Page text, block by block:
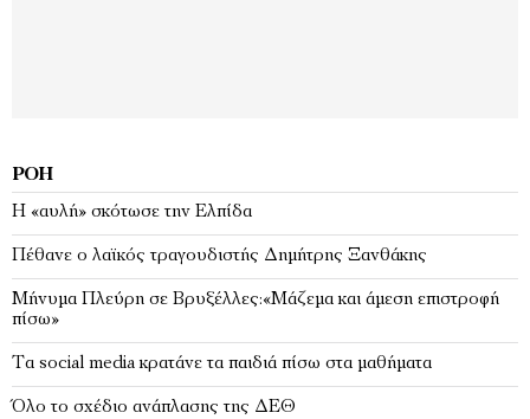
ΡΟΉ
Η «αυλή» σκότωσε την Ελπίδα
Πέθανε ο λαϊκός τραγουδιστής Δημήτρης Ξανθάκης
Μήνυμα Πλεύρη σε Βρυξέλλες:«Μάζεμα και άμεση επιστροφή
πίσω»
Τα social media κρατάνε τα παιδιά πίσω στα μαθήματα
Όλο το σχέδιο ανάπλασης της ΔΕΘ